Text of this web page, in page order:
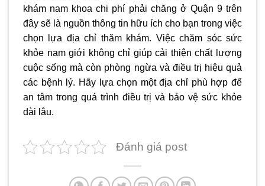
khám nam khoa chi phí phải chăng ở Quận 9 trên
đây sẽ là nguồn thông tin hữu ích cho bạn trong việc
chọn lựa địa chỉ thăm khám. Việc chăm sóc sức
khỏe nam giới không chỉ giúp cải thiện chất lượng
cuộc sống mà còn phòng ngừa và điều trị hiệu quả
các bệnh lý. Hãy lựa chọn một địa chỉ phù hợp để
an tâm trong quá trình điều trị và bảo vệ sức khỏe
dài lâu.
Đánh giá post